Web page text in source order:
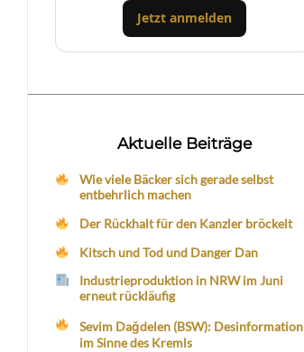
Jetzt anmelden
Aktuelle Beiträge
Wie viele Bäcker sich gerade selbst
entbehrlich machen
Der Rückhalt für den Kanzler bröckelt
Kitsch und Tod und Danger Dan
Industrieproduktion in NRW im Juni
erneut rückläufig
Sevim Dağdelen (BSW): Desinformation
im Sinne des Kremls